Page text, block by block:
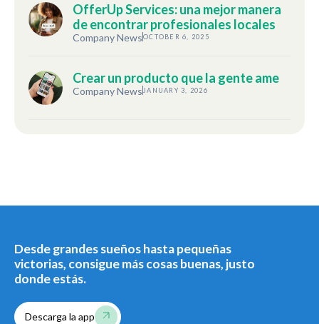
OfferUp Services: una mejor manera
de encontrar profesionales locales
Company NewsOCTOBER 6, 2025
Crear un producto que la gente ame
Company News JANUARY 3, 2026
Desde grandes sueños hasta pequeñas
victorias, consigue más cosas buenas, justo
donde estás.
Descarga la app